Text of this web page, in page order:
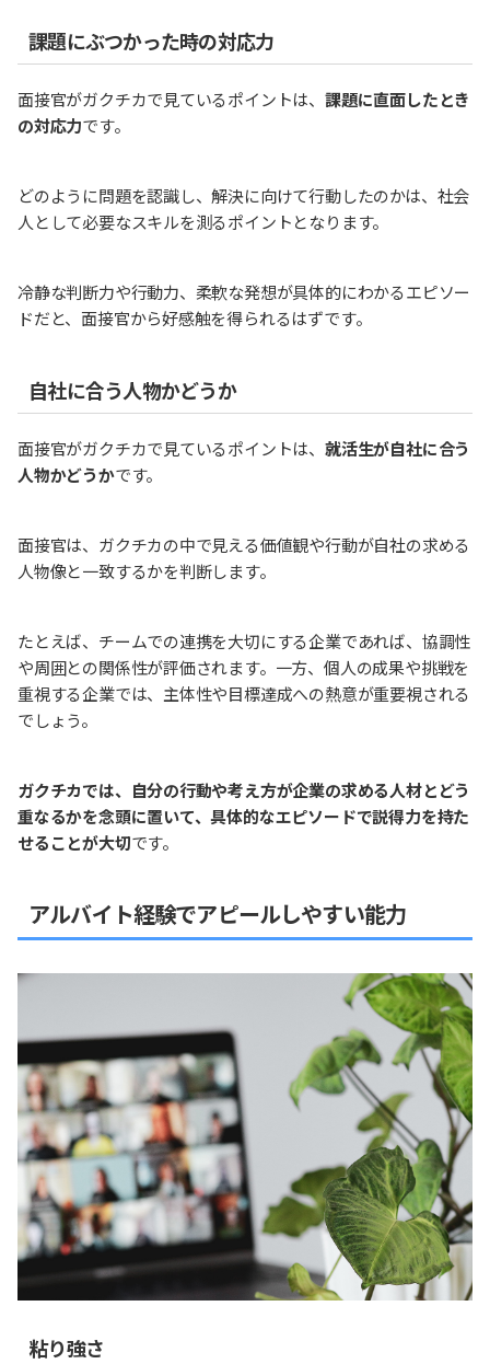
課題にぶつかった時の対応力
面接官がガクチカで見ているポイントは、課題に直面したとき
の対応力です。
どのように問題を認識し、解決に向けて行動したのかは、社会
人として必要なスキルを測るポイントとなります。
冷静な判断力や行動力、柔軟な発想が具体的にわかるエピソー
ドだと、面接官から好感触を得られるはずです。
自社に合う人物かどうか
面接官がガクチカで見ているポイントは、就活生が自社に合う
人物かどうかです。
面接官は、ガクチカの中で見える価値観や行動が自社の求める
人物像と一致するかを判断します。
たとえば、チームでの連携を大切にする企業であれば、協調性
や周囲との関係性が評価されます。一方、個人の成果や挑戦を
重視する企業では、主体性や目標達成への熱意が重要視される
でしょう。
ガクチカでは、自分の行動や考え方が企業の求める人材とどう
重なるかを念頭に置いて、具体的なエピソードで説得力を持た
せることが大切です。
アルバイト経験でアピールしやすい能力
粘り強さ